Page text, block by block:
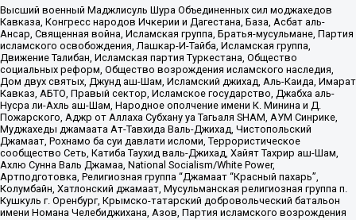
Высший военный Маджлисуль Шура Объединенных сил моджахедов
Кавказа, Конгресс народов Ичкерии и Дагестана, База, Асбат аль-
Ансар, Священная война, Исламская группа, Братья-мусульмане, Партия
исламского освобождения, Лашкар-И-Тайба, Исламская группа,
Движение Талибан, Исламская партия Туркестана, Общество
социальных реформ, Общество возрождения исламского наследия,
Дом двух святых, Джунд аш-Шам, Исламский джихад, Аль-Каида, Имарат
Кавказ, АБТО, Правый сектор, Исламское государство, Джабха аль-
Нусра ли-Ахль аш-Шам, Народное ополчение имени К. Минина и Д.
Пожарского, Аджр от Аллаха Субхану уа Тагьаля SHAM, АУМ Синрике,
Муджахеды джамаата Ат-Тавхида Валь-Джихад, Чистопольский
Джамаат, Рохнамо ба суи давлати исломи, Террористическое
сообщество Сеть, Катиба Таухид валь-Джихад, Хайят Тахрир аш-Шам,
Ахлю Сунна Валь Джамаа, National Socialism/White Power,
Артподготовка, Религиозная группа “Джамаат “Красный пахарь”,
Колумбайн, Хатлонский джамаат, Мусульманская религиозная группа п.
Кушкуль г. Оренбург, Крымско-татарский добровольческий батальон
имени Номана Челебиджихана, Азов, Партия исламского возрождения